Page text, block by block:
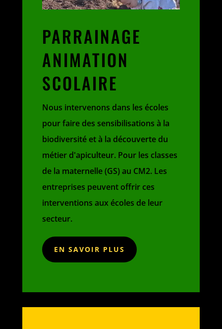
PARRAINAGE
ANIMATION
SCOLAIRE
Nous intervenons dans les écoles
pour faire des sensibilisations à la
biodiversité et à la découverte du
métier d'apiculteur. Pour les classes
de la maternelle (GS) au CM2. Les
entreprises peuvent offrir ces
interventions aux écoles de leur
secteur.
EN SAVOIR PLUS